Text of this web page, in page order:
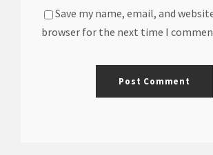
Save my name, email, and
browser for the next time I